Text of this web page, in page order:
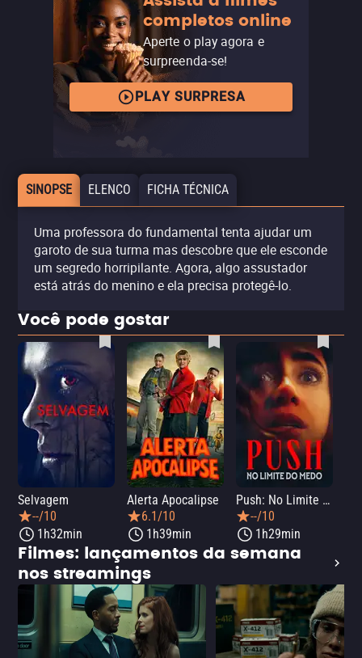
completos online
Aperte o play agora e
surpreenda-se!
PLAY SURPRESA
SINOPSE ELENCO FICHA TÉCNICA
Uma professora do fundamental tenta ajudar um
garoto de sua turma mas descobre que ele esconde
um segredo horripilante. Agora, algo assustador
está atrás do menino e ela precisa protegê-lo.
Você pode gostar
Selvagem
--/10
1h32min
Alerta Apocalipse
6.1/10
1h39min
Push: No Limite do Medo
--/10
1h29min
Filmes: lançamentos da semana
nos streamings